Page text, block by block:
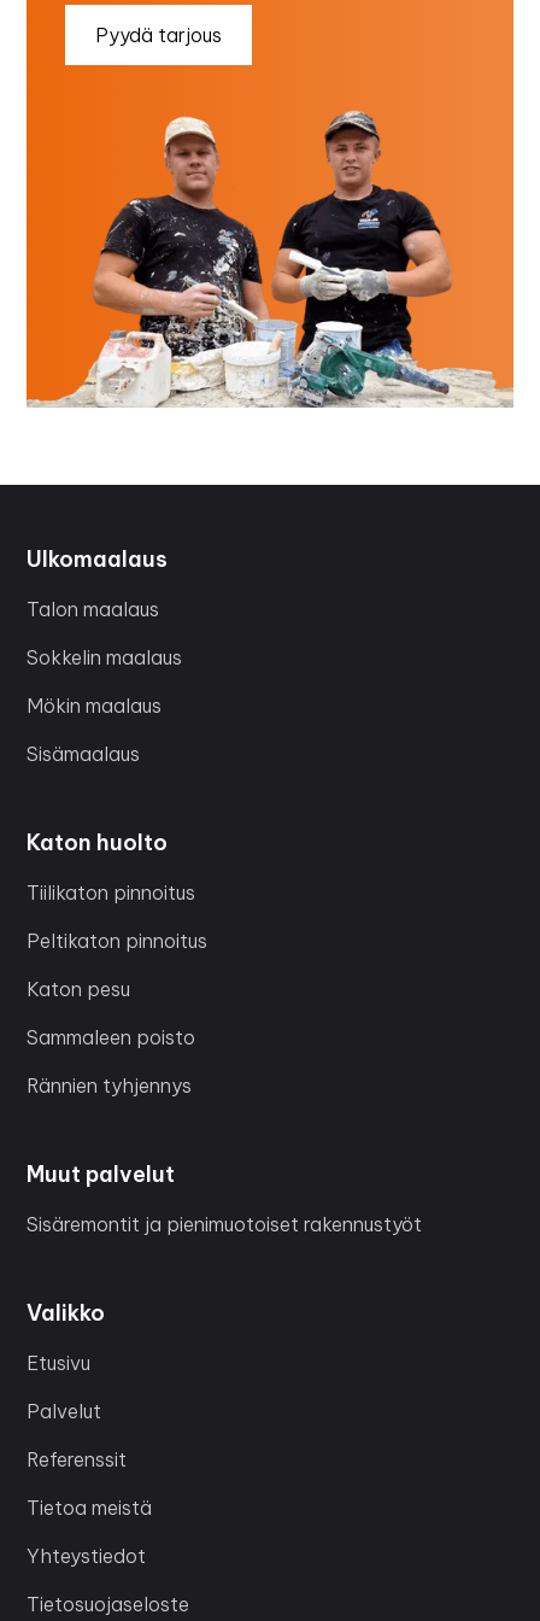
Pyydä tarjous
Ulkomaalaus
Talon maalaus
Sokkelin maalaus
Mökin maalaus
Sisämaalaus
Katon huolto
Tiilikaton pinnoitus
Peltikaton pinnoitus
Katon pesu
Sammaleen poisto
Rännien tyhjennys
Muut palvelut
Sisäremontit ja pienimuotoiset rakennustyöt
Valikko
Etusivu
Palvelut
Referenssit
Tietoa meistä
Yhteystiedot
Tietosuojaseloste